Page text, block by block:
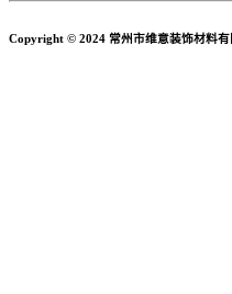
Copyright © 2024 常州市维意装饰材料